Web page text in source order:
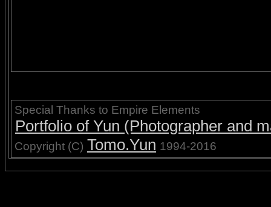
Special Thanks to Empire Elements
Portfolio of Yun (Photographer and
Copyright (C) Tomo.Yun 1994-2016